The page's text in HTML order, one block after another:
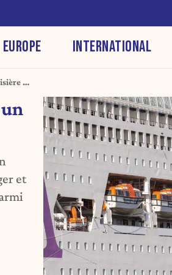
EUROPE INTERNATIONAL
à
et